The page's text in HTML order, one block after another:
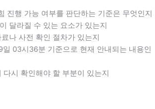
진행 가능 여부를 판단하는 기준은 무엇인지
달라질 수 있는 요소가 있는지
나 사전 확인 절차가 있는지
03시36분 기준으로 현재 안내되는 내용인
다시 확인해야 할 부분이 있는지